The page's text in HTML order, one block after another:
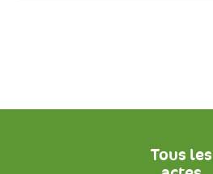
Tous les